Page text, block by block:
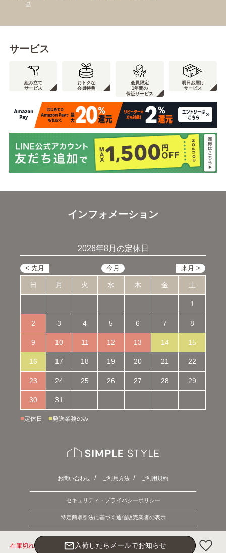
在庫切れ mail_outline 入荷したらメールでお知らせ
品
サービス
組み立て
サービス
おトクな
会員特典
会員限定
1年間の
保証サービス
明日お届け
サービス
インフォメーション
2026年8月の定休日
日 月 火 水 木 金 土
1
2 3 4 5 6 7 8
9 10 11 12 13 14 15
16 17 18 19 20 21 22
23 24 25 26 27 28 29
30 31
■定休日 ■発送業務のみ
お問い合わせ ご利用方法 ご利用規約
セキュリティ・プライバシーポリシー
特定商取引法に基づく通信販売業者の表示
Copyright © 2026 SIMPLE STYLE. ALL Rights Reserved.